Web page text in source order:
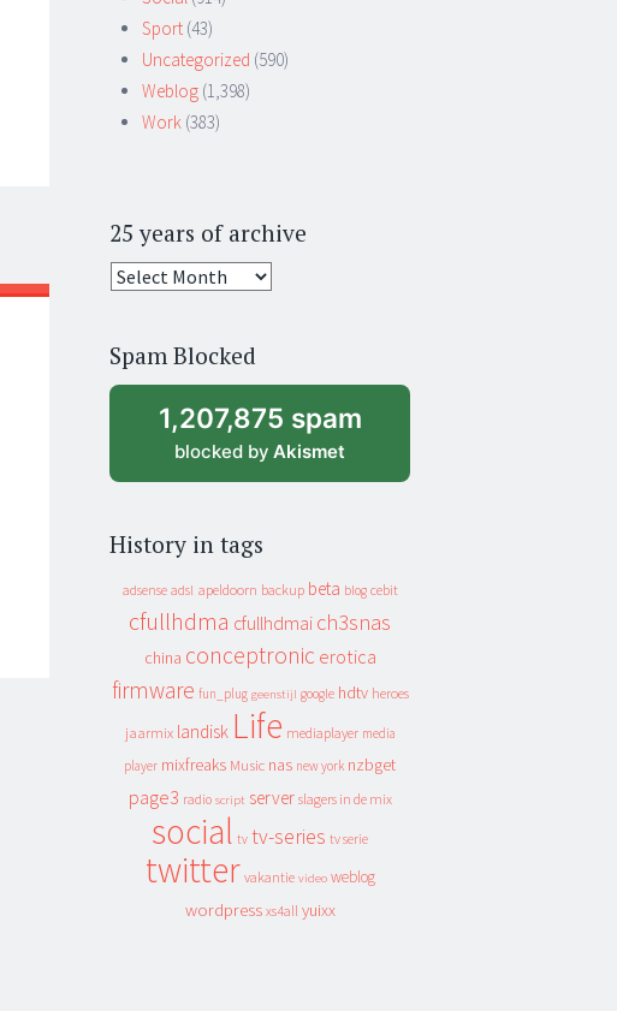
Sport (43)
Uncategorized (590)
Weblog (1,398)
Work (383)
25 years of archive
25
archive
Spam Blocked
1,207,875 spam
blocked by Akismet
History in tags
adsense adsl apeldoorn backup beta blog cebit
cfullhdma cfullhdmai ch3snas
china conceptronic erotica
firmware fun_plug geenstijl google hdtv heroes
jaarmix landisk Life mediaplayer media
player mixfreaks Music nas new york nzbget
page3 radio script server slagers in de mix
social tv tv-series tv serie
twitter vakantie video weblog
wordpress xs4all yuixx